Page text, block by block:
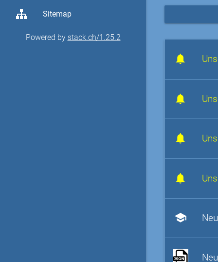
Sitemap
Powered by stack.ch/1.25.2
school